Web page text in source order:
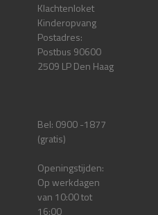
Klachtenloket
Kinderopvang
Postadres:
Postbus 90600
2509 LP Den Haag
Bel: 0900 -1877
(gratis)
Openingstijden:
Op werkdagen
van 10:00 tot
16:00